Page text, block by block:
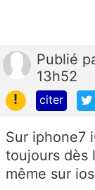
Publié
13h52
!
citer
Sur iphone7
toujours dès
même sur